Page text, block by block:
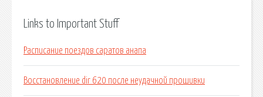
Links to Important Stuff
Расписание поездов саратов анапа
Восстановление dir 620 после неудачной прошивки